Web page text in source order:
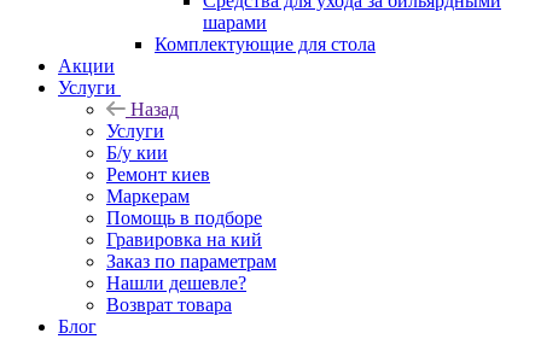
шарами
Комплектующие для стола
Акции
Услуги
Назад
Услуги
Б/у кии
Ремонт киев
Маркерам
Помощь в подборе
Гравировка на кий
Заказ по параметрам
Нашли дешевле?
Возврат товара
Блог